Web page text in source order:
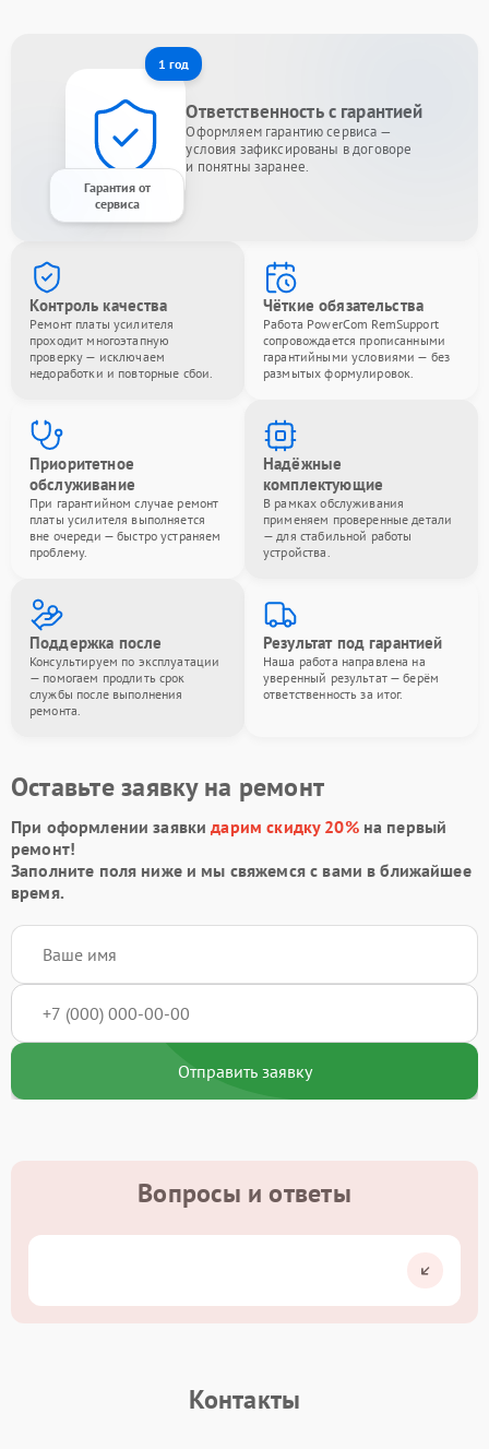
1 год
Гарантия от
сервиса
Ответственность с гарантией
Оформляем гарантию сервиса —
условия зафиксированы в договоре
и понятны заранее.
Контроль качества
Ремонт платы усилителя
проходит многоэтапную
проверку — исключаем
недоработки и повторные сбои.
Чёткие обязательства
Работа PowerCom RemSupport
сопровождается прописанными
гарантийными условиями — без
размытых формулировок.
Приоритетное
обслуживание
При гарантийном случае ремонт
платы усилителя выполняется
вне очереди — быстро устраняем
проблему.
Надёжные
комплектующие
В рамках обслуживания
применяем проверенные детали
— для стабильной работы
устройства.
Поддержка после
Консультируем по эксплуатации
— помогаем продлить срок
службы после выполнения
ремонта.
Результат под гарантией
Наша работа направлена на
уверенный результат — берём
ответственность за итог.
Оставьте заявку на ремонт
При оформлении заявкидарим скидку 20%на первый
ремонт!
Заполните поля ниже и мы свяжемся с вами в ближайшее
время.
Отправить заявку
Вопросы и ответы
Контакты